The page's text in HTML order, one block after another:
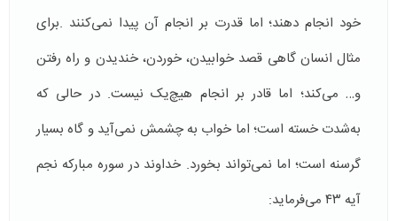
خود انجام دهند؛ اما قدرت بر انجام آن پیدا نمی‌کنند .برای
مثال انسان گاهی قصد خوابیدن، خوردن، خندیدن و راه رفتن
و… می‌كند؛ اما قادر بر انجام هيچ‌یک نیست. در حالی كه
به‌شدت خسته است؛ اما خواب به چشمش نمی‌آيد و گاه بسيار
گرسنه است؛ اما نمی‌تواند بخورد. خداوند در سوره مبارکه نجم
آیه ٤٣ می‌فرماید: